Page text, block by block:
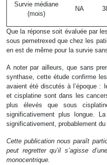
Survie médiane
(mois)
NA
Que la réponse soit évaluée par
sous pemetrexed que chez les
en est de même pour la survie
A noter par ailleurs, que sans
synthase, cette étude confirme
avaient été discutés à l’époque :
et cisplatine sont dans les
plus élevés que sous
significativement plus longue.
significativement, probablement
Cette publication nous paraît
peut regretter qu’il s’agisse
monocentrique.